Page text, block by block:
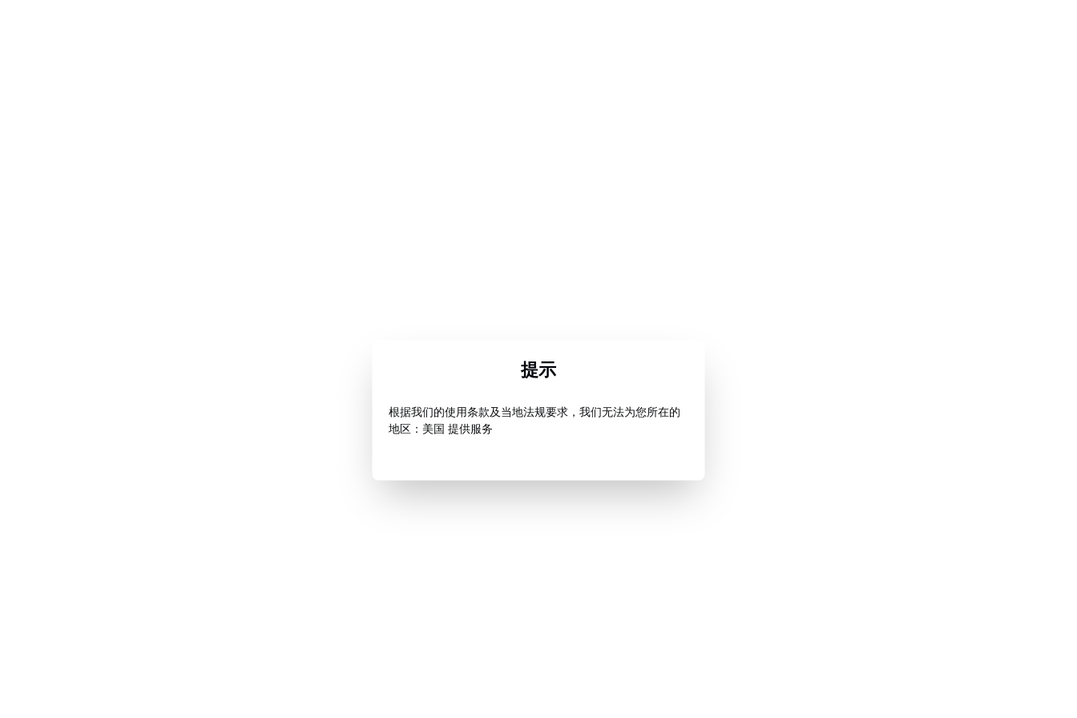
提示
根据我们的使用条款及当地法规要求，我们无法为您所在的
地区：美国 提供服务